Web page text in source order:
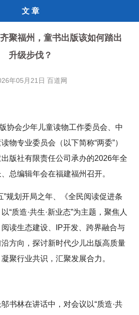
文 章
聚福州，童书出版该如何踏出
升级步伐？
年05月21日 百道网
协会少年儿童读物工作委员会、中
物专业委员会（以下简称“两委”）
版社有限责任公司承办的2026年全
总编辑年会在福建福州召开。
”规划开局之年、《全民阅读促进条
“质造·共生·新业态”为主题，聚焦人
读生态建设、IP开发、跨界融合与
方向，探讨新时代少儿出版高质量
聚行业共识，汇聚发展合力。
书林在讲话中，对会议以“质造·共